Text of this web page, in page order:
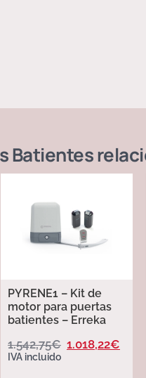
Batientes
PYRENE1 – Kit de
motor para puertas
batientes – Erreka
1.542,75€ 1.018,22€
IVA incluido